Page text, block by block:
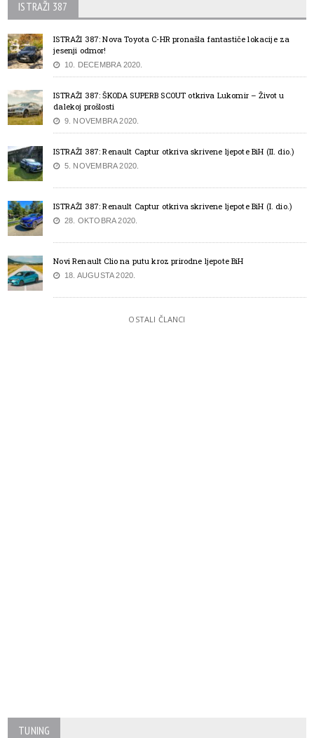
ISTRAŽI 387
ISTRAŽI 387: Nova Toyota C-HR pronašla fantastiče lokacije za
jesenji odmor!
10. DECEMBRA 2020.
ISTRAŽI 387: ŠKODA SUPERB SCOUT otkriva Lukomir – Život u
dalekoj prošlosti
9. NOVEMBRA 2020.
ISTRAŽI 387: Renault Captur otkriva skrivene ljepote BiH (II. dio.)
5. NOVEMBRA 2020.
ISTRAŽI 387: Renault Captur otkriva skrivene ljepote BiH (I. dio.)
28. OKTOBRA 2020.
Novi Renault Clio na putu kroz prirodne ljepote BiH
18. AUGUSTA 2020.
OSTALI ČLANCI
TUNING